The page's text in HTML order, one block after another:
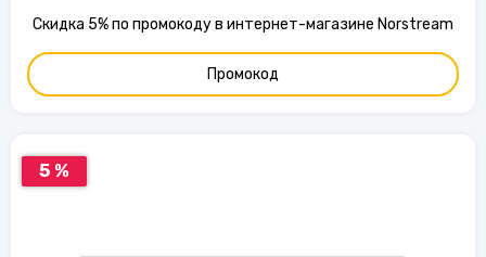
Скидка 5% по промокоду в интернет-магазине Norstream
Промокод
5 %